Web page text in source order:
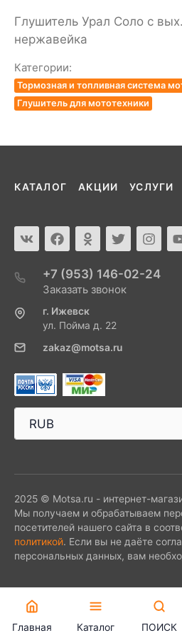
Глушитель Урал Соло с
нержавейка
Категории:
Тормозная и топливная система
Глушитель для мототехники
КАТАЛОГ АКЦИИ УСЛУГИ
+7 (953) 146-02-24
Заказать звонок
г. Ижевск
ул. Пойма д. 22
zakaz@motsa.ru
2025 © Motsa.ru - интернет-
Мы получаем и обрабатываем
посетителей нашего сайта в
политикой. Если вы не даёте
персональных данных, вам
Главная Каталог ПОИСК